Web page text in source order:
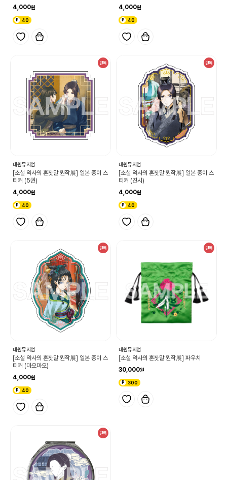
4,000
40
4,000
40
단독
대원뮤지엄
[소설 약사의 혼잣말 원작展] 일본 종이 스
티커 (5권)
4,000
40
단독
대원뮤지엄
[소설 약사의 혼잣말 원작展] 일본 종이 스
티커 (진시)
4,000
40
단독
대원뮤지엄
[소설 약사의 혼잣말 원작展] 일본 종이 스
티커 (마오마오)
4,000
40
단독
대원뮤지엄
[소설 약사의 혼잣말 원작展] 파우치
30,000
300
단독